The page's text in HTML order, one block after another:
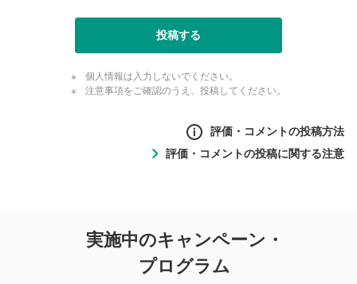
投稿する
個人情報は入力しないでください。
注意事項をご確認のうえ、投稿してください。
評価・コメントの投稿方法
評価・コメントの投稿に関する注意
投稿に関する注意
実施中のキャンペーン・
プログラム